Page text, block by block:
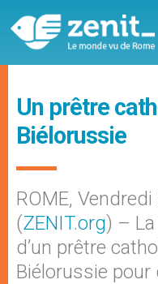
Un prêtre
Biélorussie
ROME,
(ZENIT.org) – La
d’un prêtre
Biélorussie pour